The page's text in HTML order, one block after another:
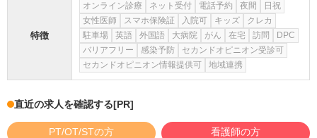
特徴
オンライン診療 ネット受付 電話予約 夜間
日祝
女性医師
スマホ保険証 入院可 キッズ
クレカ
駐車場
英語 外国語 大病院 がん 在宅 訪問
DPC
バリアフリー
感染予防
セカンドオピニオン受診可
セカンドオピニオン情報提供可
地域連携
直近の求人を確認する[PR]
PT/OT/STの方 看護師の方